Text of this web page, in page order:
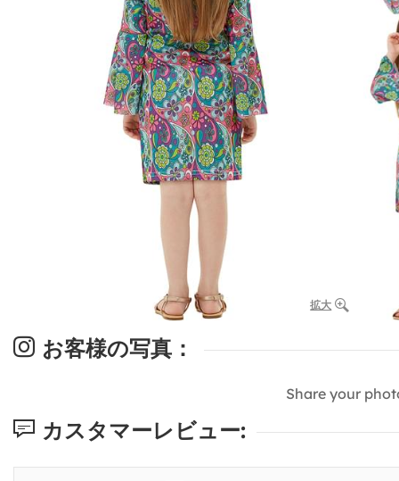
拡大
お客様の写真：
Share your
カスタマーレビュー: